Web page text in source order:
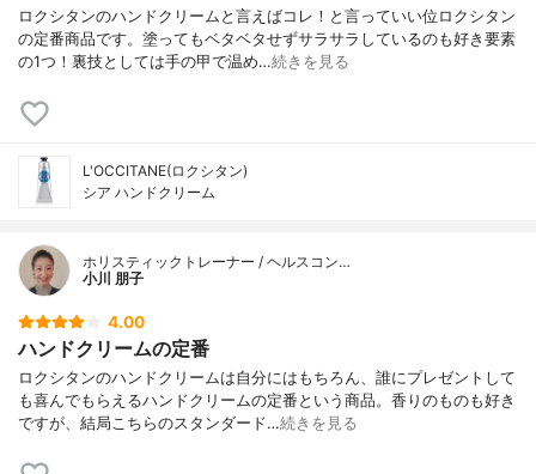
ロクシタンのハンドクリームと言えばコレ！と言っていい位ロクシタン
の定番商品です。塗ってもベタベタせずサラサラしているのも好き要素
の1つ！裏技としては手の甲で温め…続きを見る
L'OCCITANE(ロクシタン)
シア ハンドクリーム
ホリスティックトレーナー / ヘルスコン…
小川 朋子
4.00
ハンドクリームの定番
ロクシタンのハンドクリームは自分にはもちろん、誰にプレゼントして
も喜んでもらえるハンドクリームの定番という商品。香りのものも好き
ですが、結局こちらのスタンダード…続きを見る